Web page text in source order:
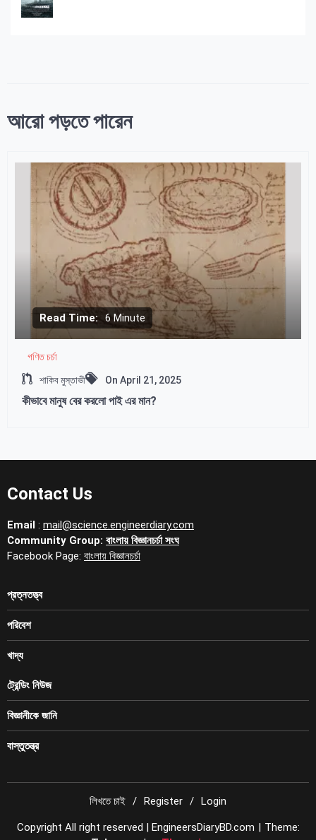
আরো পড়তে পারেন
Read Time: 6 Minute
গণিত চর্চা
শাকিব মুস্তাভী On April 21, 2025
কীভাবে মানুষ বের করলো পাই এর মান?
Contact Us
Email : mail@science.engineerdiary.com
Community Group: বাংলায় বিজ্ঞানচর্চা সংঘ
Facebook Page: বাংলায় বিজ্ঞানচর্চা
প্রত্নতত্ত্ব
পরিবেশ
খাদ্য
ট্রেন্ডিং নিউজ
বিজ্ঞানীকে জানি
বাস্তুতন্ত্র
লিখতে চাই Register Login
Copyright All right reserved | EngineersDiaryBD.com | Theme: